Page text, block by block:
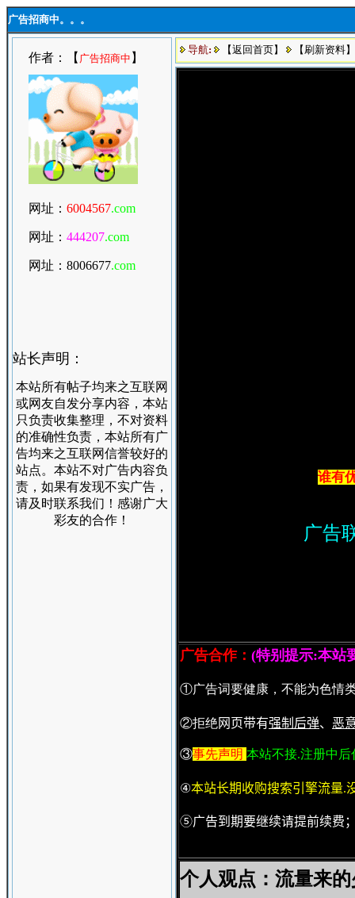
广告招商中。。。
作者：【 广告招商中 】
网址：6004567.com
网址：444207.com
网址：8006677.com
站长声明：
本站所有帖子均来之互联网
或网友自发分享内容，本站
只负责收集整理，不对资料
的准确性负责，本站所有广
告均来之互联网信誉较好的
站点。本站不对广告内容负
责，如果有发现不实广告，
请及时联系我们！感谢广大
彩友的合作！
导航: 【返回首页】 【刷新资料】
谁有
广告
广告合作： (特别提示:本站
①广告词要健康，不能为色情
②拒绝网页带有强制后弹、 恶
③事先声明 本站不接.注册中后
④本站长期收购搜索引擎流量.
⑤广告到期要继续请提前续费
个人观点：流量来